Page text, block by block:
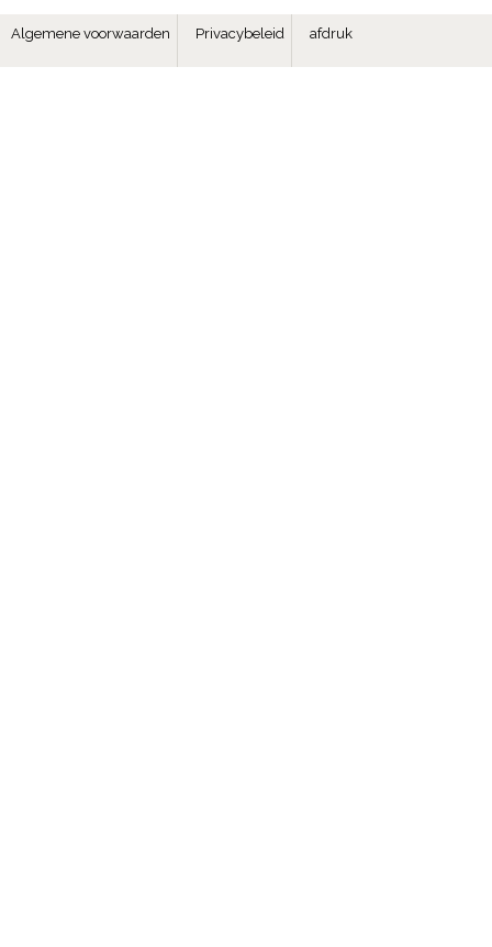
Algemene voorwaarden Privacybeleid afdruk